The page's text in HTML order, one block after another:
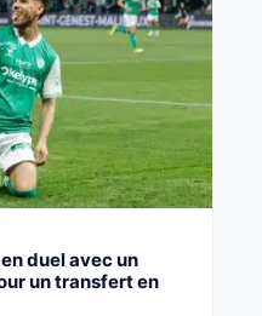
duel avec un
un transfert en